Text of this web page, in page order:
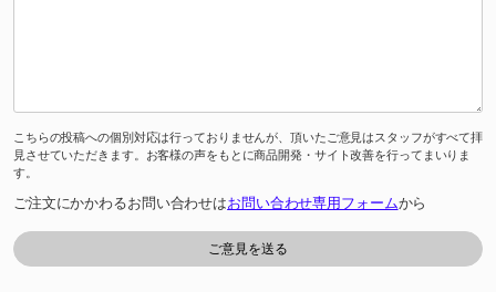
こちらの投稿への個別対応は行っておりませんが、頂いたご意見はスタッフがすべて拝
見させていただきます。お客様の声をもとに商品開発・サイト改善を行ってまいりま
す。
ご注文にかかわるお問い合わせはお問い合わせ専用フォームから